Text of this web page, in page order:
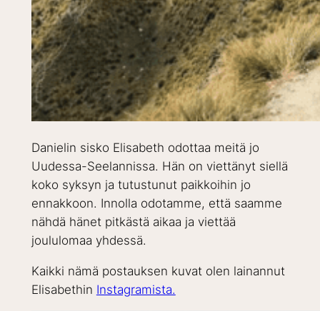
Danielin sisko Elisabeth odottaa meitä jo
Uudessa-Seelannissa. Hän on viettänyt siellä
koko syksyn ja tutustunut paikkoihin jo
ennakkoon. Innolla odotamme, että saamme
nähdä hänet pitkästä aikaa ja viettää
joululomaa yhdessä.
Kaikki nämä postauksen kuvat olen lainannut
Elisabethin Instagramista.